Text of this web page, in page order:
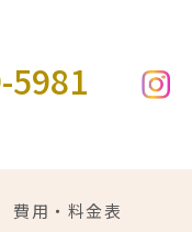
5981
費用・料金表